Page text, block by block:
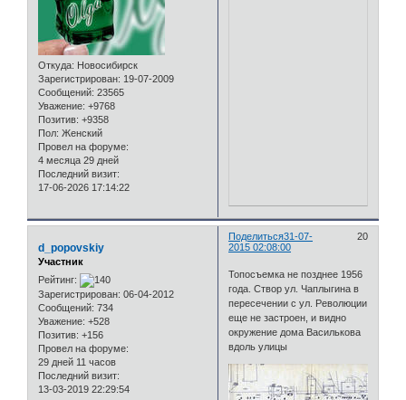
Откуда: Новосибирск
Зарегистрирован: 19-07-2009
Сообщений: 23565
Уважение: +9768
Позитив: +9358
Пол: Женский
Провел на форуме:
4 месяца 29 дней
Последний визит:
17-06-2026 17:14:22
Поделиться 20
31-07-
2015 02:08:00
d_popovskiy
Участник
Рейтинг:
Зарегистрирован: 06-04-2012
Сообщений: 734
Уважение: +528
Позитив: +156
Провел на форуме:
29 дней 11 часов
Последний визит:
13-03-2019 22:29:54
Топосъемка не позднее 1956
года. Створ ул. Чаплыгина в
пересечении с ул. Революции
еще не застроен, и видно
окружение дома Василькова
вдоль улицы